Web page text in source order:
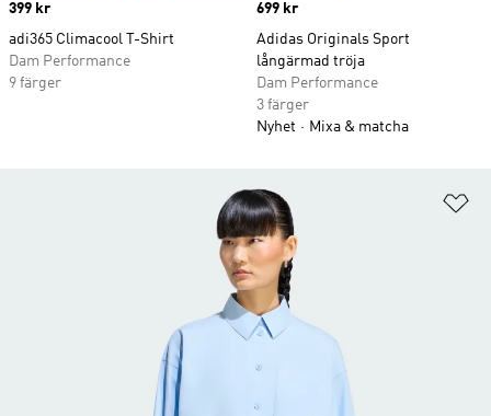
Price
399 kr
adi365 Climacool T-Shirt
Dam Performance
9 färger
Price
699 kr
Adidas Originals Sport
långärmad tröja
Dam Performance
3 färger
Nyhet
Mixa & matcha